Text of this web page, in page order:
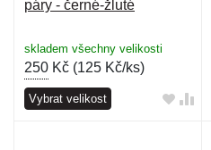
páry - černé-žluté
skladem všechny velikosti
250 Kč (125 Kč/ks)
Vybrat velikost